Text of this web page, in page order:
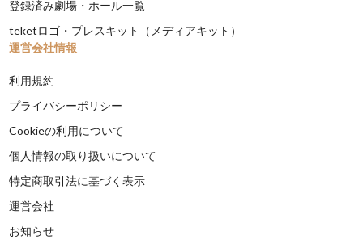
登録済み劇場・ホール一覧
teketロゴ・プレスキット（メディアキット）
運営会社情報
利用規約
プライバシーポリシー
Cookieの利用について
個人情報の取り扱いについて
特定商取引法に基づく表示
運営会社
お知らせ